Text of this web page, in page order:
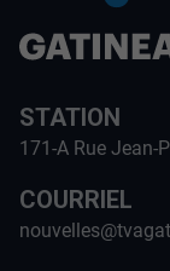
STATION
171-A Rue Jean-
COURRIEL